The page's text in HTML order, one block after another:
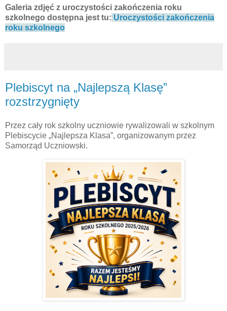
Galeria zdjęć z uroczystości zakończenia roku
szkolnego dostępna jest tu: Uroczystości zakończenia
roku szkolnego
Plebiscyt na „Najlepszą Klasę”
rozstrzygnięty
Przez cały rok szkolny uczniowie rywalizowali w szkolnym
Plebiscycie „Najlepsza Klasa”, organizowanym przez
Samorząd Uczniowski.